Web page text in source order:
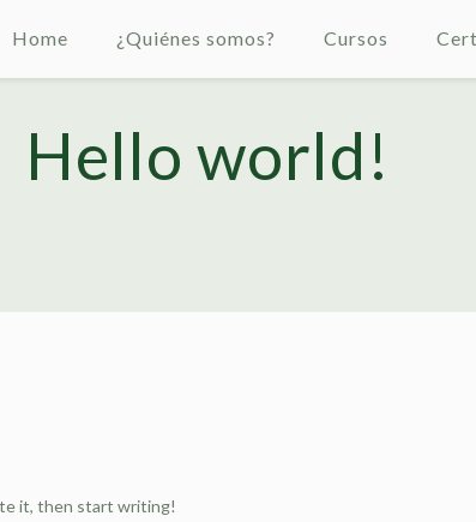
Home ¿Quiénes somos? Cursos
Hello world!
it, then start writing!